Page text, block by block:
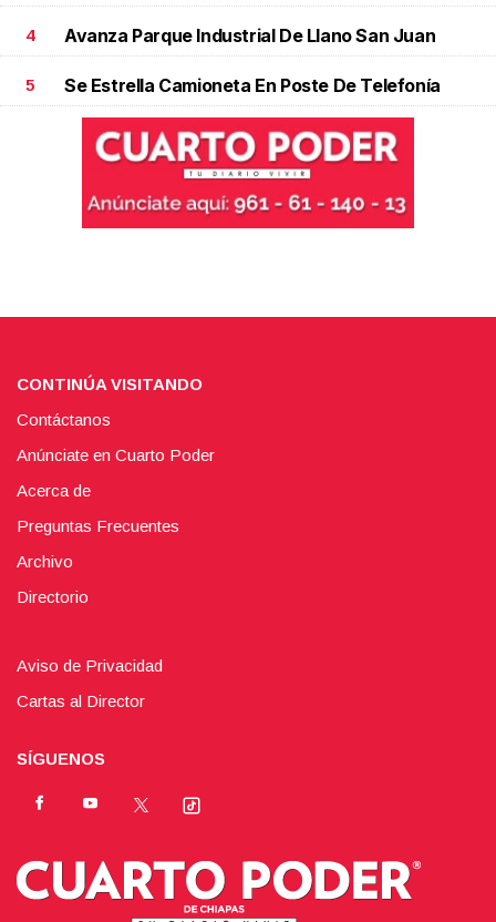
4 Avanza Parque Industrial De Llano San Juan
5 Se Estrella Camioneta En Poste De Telefonía
CONTINÚA VISITANDO
Contáctanos
Anúnciate en Cuarto Poder
Acerca de
Preguntas Frecuentes
Archivo
Directorio
Aviso de Privacidad
Cartas al Director
SÍGUENOS